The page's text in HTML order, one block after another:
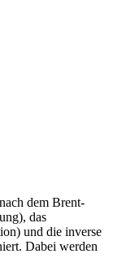
dem Brent-
das
und die inverse
Dabei werden